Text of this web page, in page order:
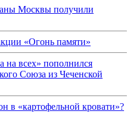
Москвы получили
«Огонь памяти»
всех» пополнился
Союза из Чеченской
в «картофельной кровати»?